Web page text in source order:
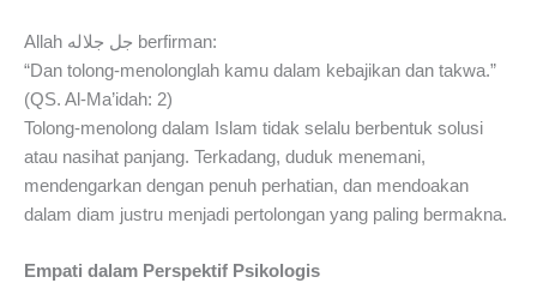
Allah جل جلاله berfirman:
“Dan tolong-menolonglah kamu dalam kebajikan dan takwa.”
(QS. Al-Ma’idah: 2)
Tolong-menolong dalam Islam tidak selalu berbentuk solusi
atau nasihat panjang. Terkadang, duduk menemani,
mendengarkan dengan penuh perhatian, dan mendoakan
dalam diam justru menjadi pertolongan yang paling bermakna.
Empati dalam Perspektif Psikologis